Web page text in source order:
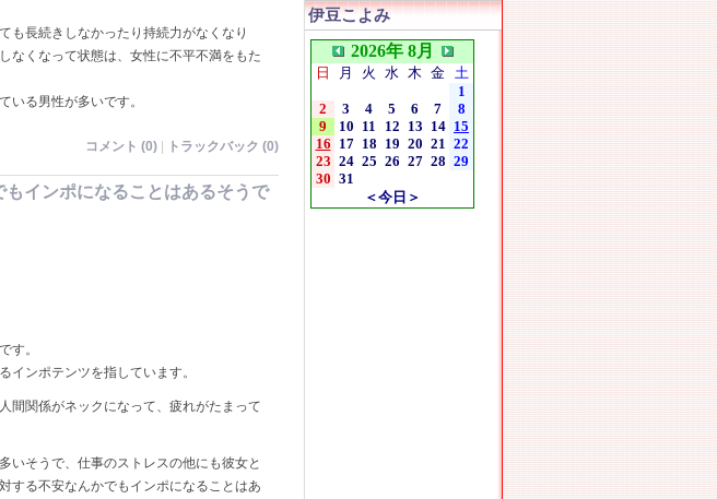
も長続きしなかったり持続力がなくなり
なくなって状態は、女性に不平不満をもた
いる男性が多いです。
コメント (0) トラックバック (0)
インポになることはあるそうで
す。
インポテンツを指しています。
間関係がネックになって、疲れがたまって
いそうで、仕事のストレスの他にも彼女と
する不安なんかでもインポになることはあ
伊豆こよみ
2026年 8月
日 月 火 水 木 金 土
1
2
3 4 5 6 7
8
9
10 11 12 13 14 15
16 17 18 19 20 21 22
23 24 25 26 27 28 29
30 31
＜今日＞